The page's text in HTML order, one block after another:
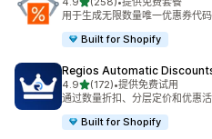
总共 258 条评论
用于生成无限数量唯一优惠券代
Built for Shopify
Regios Automatic
4.9星（满分 5 星）
(172)
总共 172 条评论
•提供免费试用
通过数量折扣、分层定价和优惠
Built for Shopify